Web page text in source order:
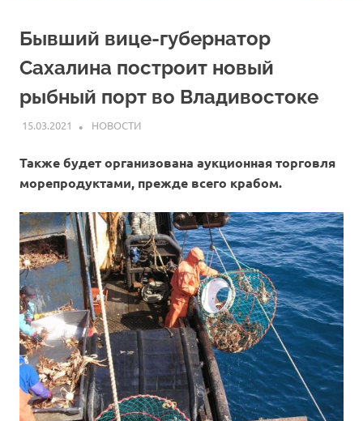
Бывший вице-губернатор
Сахалина построит новый
рыбный порт во Владивостоке
15.03.2021 ARPP
НОВОСТИ
Также будет организована аукционная торговля
морепродуктами, прежде всего крабом.